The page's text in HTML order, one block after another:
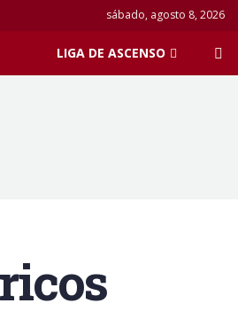
sábado, agosto 8, 2026
LIGA DE ASCENSO